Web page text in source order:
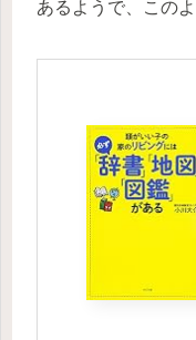
あるようで、この